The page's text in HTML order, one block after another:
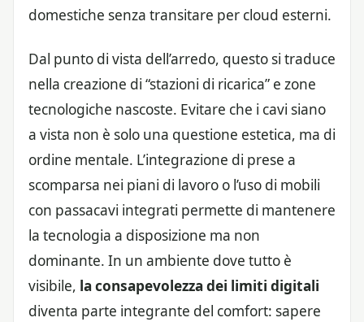
domestiche senza transitare per cloud esterni.
Dal punto di vista dell’arredo, questo si traduce
nella creazione di “stazioni di ricarica” e zone
tecnologiche nascoste. Evitare che i cavi siano
a vista non è solo una questione estetica, ma di
ordine mentale. L’integrazione di prese a
scomparsa nei piani di lavoro o l’uso di mobili
con passacavi integrati permette di mantenere
la tecnologia a disposizione ma non
dominante. In un ambiente dove tutto è
visibile, la consapevolezza dei limiti digitali
diventa parte integrante del comfort: sapere